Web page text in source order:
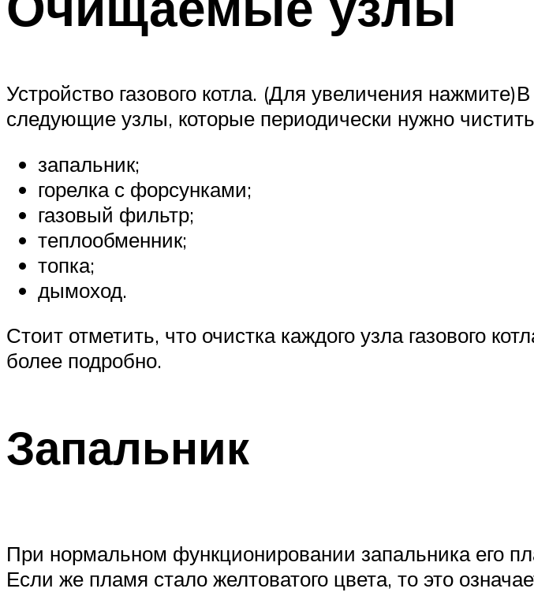
Устройство газового котла. (Для увеличения
следующие узлы, которые периодически нужно
запальник;
горелка с форсунками;
газовый фильтр;
теплообменник;
топка;
дымоход.
Стоит отметить, что очистка каждого узла газового
более подробно.
Запальник
При нормальном функционировании запальника его
Если же пламя стало желтоватого цвета, то это